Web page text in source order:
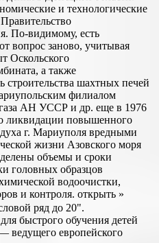
и технологические
По-видимому, есть
вопрос заново, учитывая
Оскольского
а также
строительства шахтных печей
филиалом
АН УССР и др. еще в 1976
ликвидации повышенного
г. Мариуполя вредными
жизни Азовского моря
объемы и сроки
головных образцов
водоочистки,
и контроля. открыть »
ряд до 20".
быстрого обучения детей
ведущего европейского